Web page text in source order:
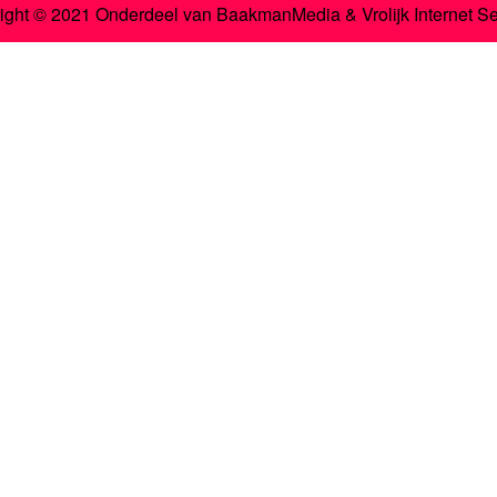
© 2021 Onderdeel van BaakmanMedia& Vrolijk Internet